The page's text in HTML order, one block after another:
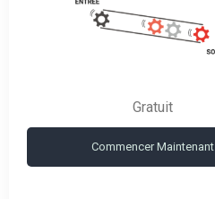
mettre en place le FIFO ?
Gratuit
Commencer Maintenant